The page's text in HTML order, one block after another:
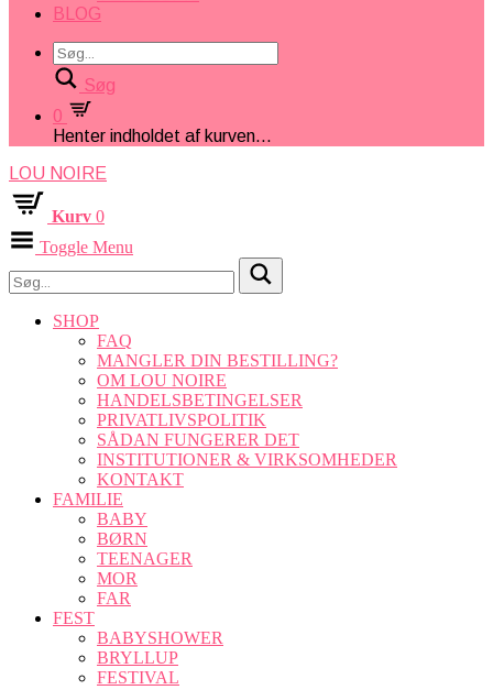
BLOG
Søg
0
Henter indholdet af kurven...
LOU NOIRE
Kurv 0
Toggle Menu
SHOP
FAQ
MANGLER DIN BESTILLING?
OM LOU NOIRE
HANDELSBETINGELSER
PRIVATLIVSPOLITIK
SÅDAN FUNGERER DET
INSTITUTIONER & VIRKSOMHEDER
KONTAKT
FAMILIE
BABY
BØRN
TEENAGER
MOR
FAR
FEST
BABYSHOWER
BRYLLUP
FESTIVAL